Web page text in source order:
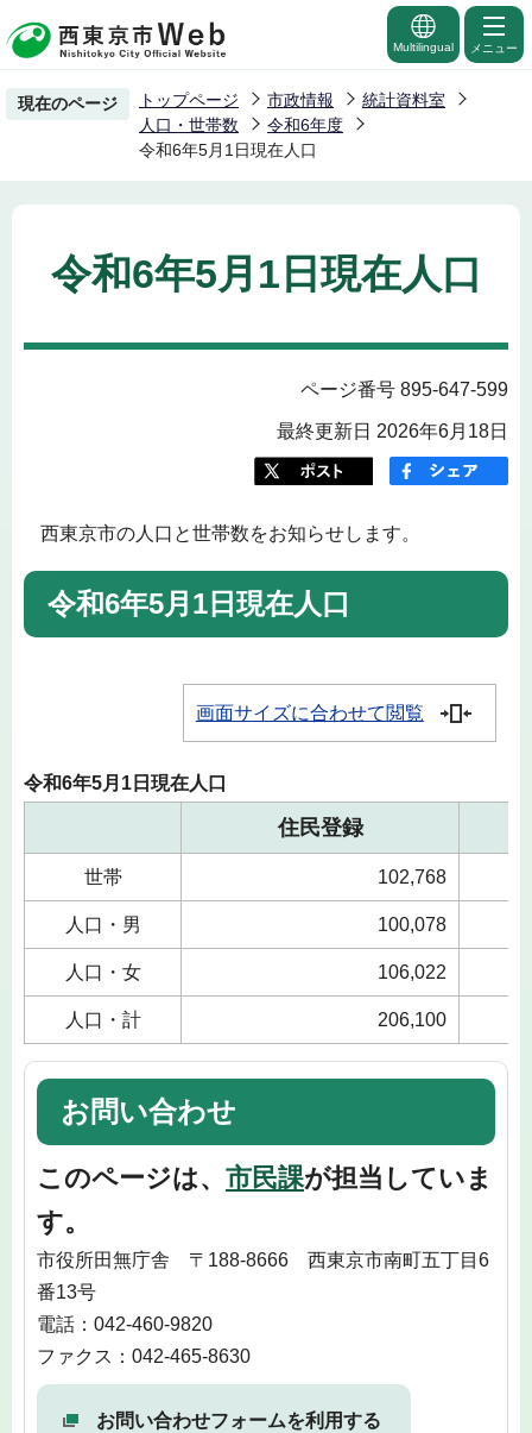
の
ー
の
先
Multilingual メニュー
現在のページ トップページ 市政情報
統計資料室
人口・世帯数
令和6年度
令和6年5月1日現在人口
令和6年5月1日現在人口
ページ番号 895-647-599
最終更新日 2026年6月18日
西東京市の人口と世帯数をお知らせします。
令和6年5月1日現在人口
画面サイズに合わせて閲覧
令和6年5月1日現在人口
住民登録
世帯 102,768
人口・男 100,078
人口・女 106,022
人口・計 206,100
お問い合わせ
このページは、 市民課が担当していま
す。
市役所田無庁舎 〒188-8666 西東京市南町五丁目6
番13号
電話：042-460-9820
ファクス：042-465-8630
お問い合わせフォームを利用する